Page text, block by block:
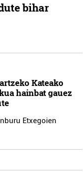
bihar
Kateako
hainbat gauez
Etxegoien